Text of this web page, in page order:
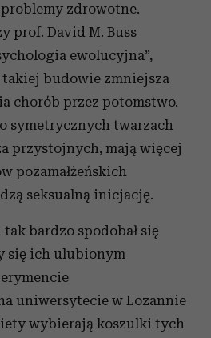
zdrowotne.
prof. David M. Buss
ewolucyjna”,
budowie zmniejsza
chorób przez potomstwo.
symetrycznych twarzach
przystojnych, mają więcej
pozamałżeńskich
seksualną inicjację.
bardzo spodobał się
się ich ulubionym
uniwersytecie w Lozannie
wybierają koszulki tych